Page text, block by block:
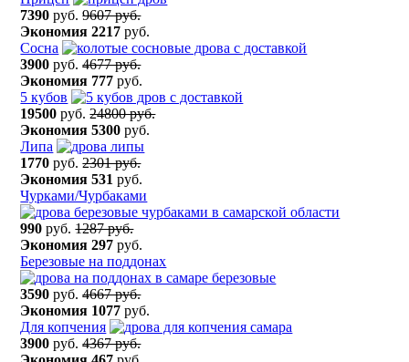
7390 руб.9607 руб.
Экономия 2217 руб.
Сосна
3900 руб.4677 руб.
Экономия 777 руб.
5 кубов
19500 руб.24800 руб.
Экономия 5300 руб.
Липа
1770 руб.2301 руб.
Экономия 531 руб.
Чурками/Чурбаками
990 руб.1287 руб.
Экономия 297 руб.
Березовые на поддонах
3590 руб.4667 руб.
Экономия 1077 руб.
Для копчения
3900 руб.4367 руб.